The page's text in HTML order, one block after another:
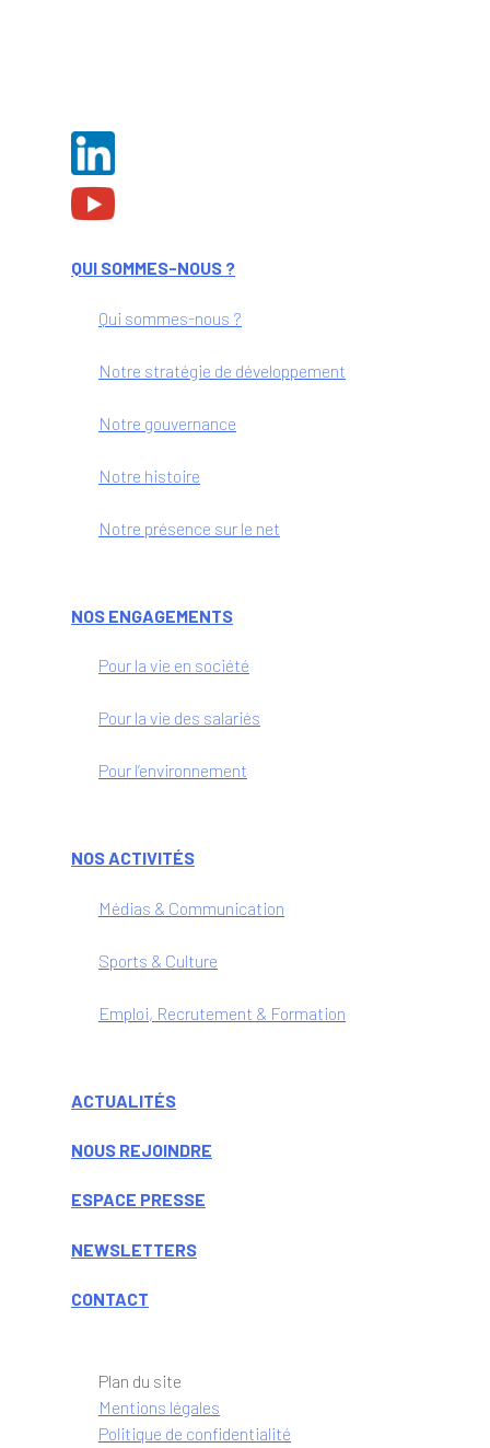
QUI SOMMES-NOUS ?
Qui sommes-nous ?
Notre stratégie de développement
Notre gouvernance
Notre histoire
Notre présence sur le net
NOS ENGAGEMENTS
Pour la vie en société
Pour la vie des salariés
Pour l’environnement
NOS ACTIVITÉS
Médias & Communication
Sports & Culture
Emploi, Recrutement & Formation
ACTUALITÉS
NOUS REJOINDRE
ESPACE PRESSE
NEWSLETTERS
CONTACT
Plan du site
Mentions légales
Politique de confidentialité